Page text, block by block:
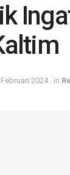
Februari 2024 in